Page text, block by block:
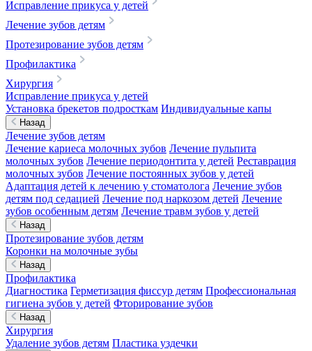
Исправление прикуса у детей
Лечение зубов детям
Протезирование зубов детям
Профилактика
Хирургия
Исправление прикуса у детей
Установка брекетов подросткам Индивидуальные капы
Назад
Лечение зубов детям
Лечение кариеса молочных зубов Лечение пульпита
молочных зубов Лечение периодонтита у детей Реставрация
молочных зубов Лечение постоянных зубов у детей
Адаптация детей к лечению у стоматолога Лечение зубов
детям под седацией Лечение под наркозом детей Лечение
зубов особенным детям Лечение травм зубов у детей
Назад
Протезирование зубов детям
Коронки на молочные зубы
Назад
Профилактика
Диагностика Герметизация фиссур детям Профессиональная
гигиена зубов у детей Фторирование зубов
Назад
Хирургия
Удаление зубов детям Пластика уздечки